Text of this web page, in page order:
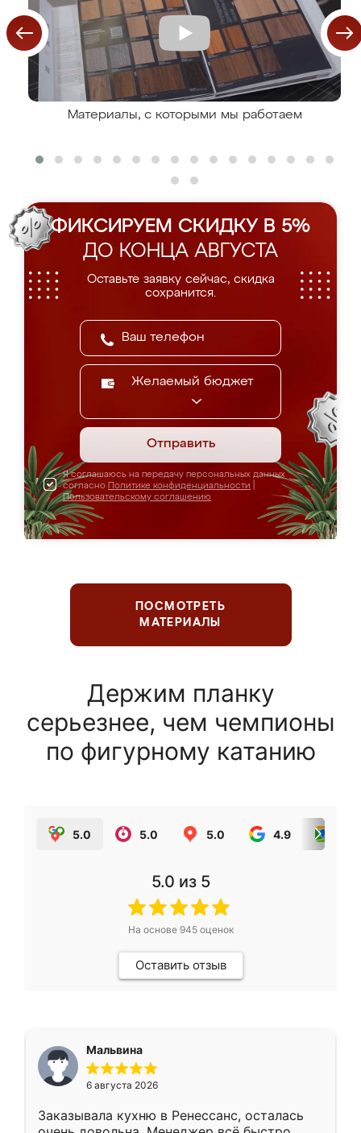
Материалы, с которыми мы работаем
ФИКСИРУЕМ СКИДКУ В 5%
ДО КОНЦА АВГУСТА
Оставьте заявку сейчас, скидка
сохранится.
Желаемый бюджет
Отправить
Я соглашаюсь на передачу персональных данных
согласно Политике конфиденциальности
Пользовательскому соглашению
ПОСМОТРЕТЬ
МАТЕРИАЛЫ
Держим планку
серьезнее, чем чемпионы
по фигурному катанию
5.0 5.0 5.0 4.9
5.0 из 5
На основе 945оценок
Оставить отзыв
Мальвина
6 августа 2026
Заказывала кухню в Ренессанс, осталась